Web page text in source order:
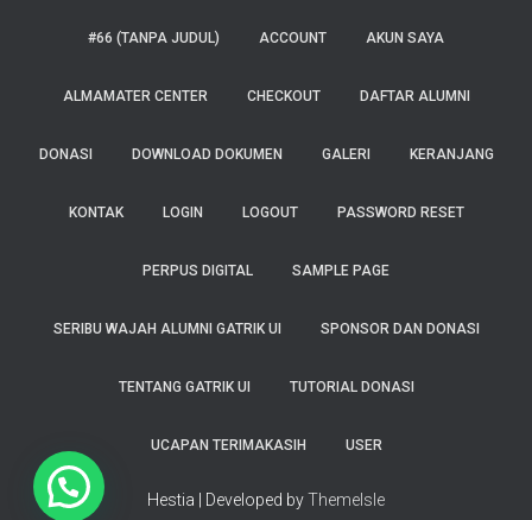
#66 (TANPA JUDUL) ACCOUNT AKUN SAYA
ALMAMATER CENTER CHECKOUT DAFTAR ALUMNI
DONASI DOWNLOAD DOKUMEN GALERI KERANJANG
KONTAK LOGIN LOGOUT PASSWORD RESET
PERPUS DIGITAL SAMPLE PAGE
SERIBU WAJAH ALUMNI GATRIK UI SPONSOR DAN DONASI
TENTANG GATRIK UI TUTORIAL DONASI
UCAPAN TERIMAKASIH USER
Hestia | Developed byThemeIsle